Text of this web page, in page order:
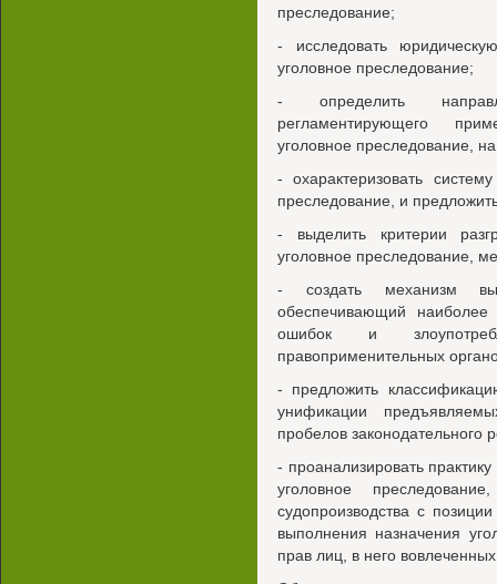
преследование;
- исследовать
уголовное преследование;
- определить
регламентирующего
уголовное преследование,
- охарактеризовать
преследование, и
- выделить критерии
уголовное преследование,
- создать механизм
обеспечивающий
ошибок и
правоприменительных
- предложить
унификации
пробелов законодательного
- проанализировать
уголовное
судопроизводства с
выполнения назначения
прав лиц, в него